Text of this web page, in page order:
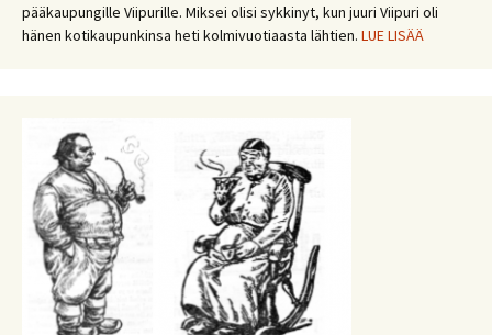
pääkaupungille Viipurille. Miksei olisi sykkinyt, kun juuri Viipuri oli
hänen kotikaupunkinsa heti kolmivuotiaasta lähtien. LUE LISÄÄ